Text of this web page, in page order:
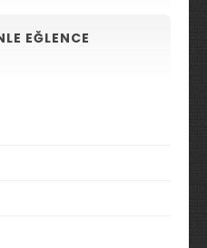
EĞLENCE